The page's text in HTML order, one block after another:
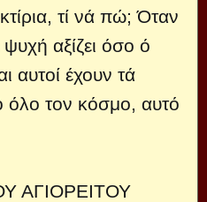
τί νά πώ; Όταν
αξίζει όσο ό
αυτοί έχουν τά
όλο τον κόσμο, αυτό
ΑΓΙΟΡΕΙΤΟΥ